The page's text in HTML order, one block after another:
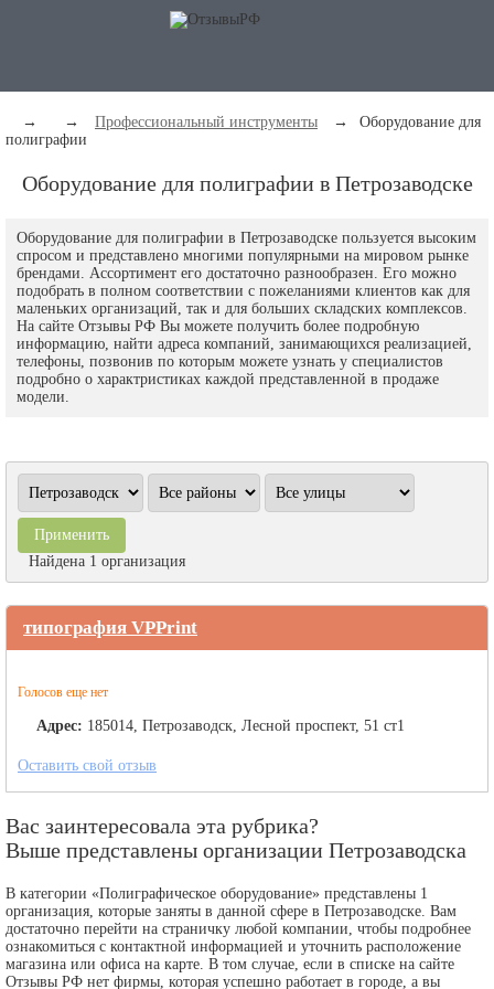
→ → Профессиональный инструменты →
Оборудование для
полиграфии
Оборудование для полиграфии в Петрозаводске
Оборудование для полиграфии в Петрозаводске пользуется высоким
спросом и представлено многими популярными на мировом рынке
брендами. Ассортимент его достаточно разнообразен. Его можно
подобрать в полном соответствии с пожеланиями клиентов как для
маленьких организаций, так и для больших складских комплексов.
На сайте Отзывы РФ Вы можете получить более подробную
информацию, найти адреса компаний, занимающихся реализацией,
телефоны, позвонив по которым можете узнать у специалистов
подробно о характристиках каждой представленной в продаже
модели.
Найдена 1 организация
типография VPPrint
Голосов еще нет
Адрес: 185014, Петрозаводск, Лесной проспект, 51 ст1
Оставить свой отзыв
Вас заинтересовала эта рубрика?
Выше представлены организации Петрозаводска
В категории «Полиграфическое оборудование» представлены 1
организация, которые заняты в данной сфере в Петрозаводске. Вам
достаточно перейти на страничку любой компании, чтобы подробнее
ознакомиться с контактной информацией и уточнить расположение
магазина или офиса на карте. В том случае, если в списке на сайте
Отзывы РФ нет фирмы, которая успешно работает в городе, а вы